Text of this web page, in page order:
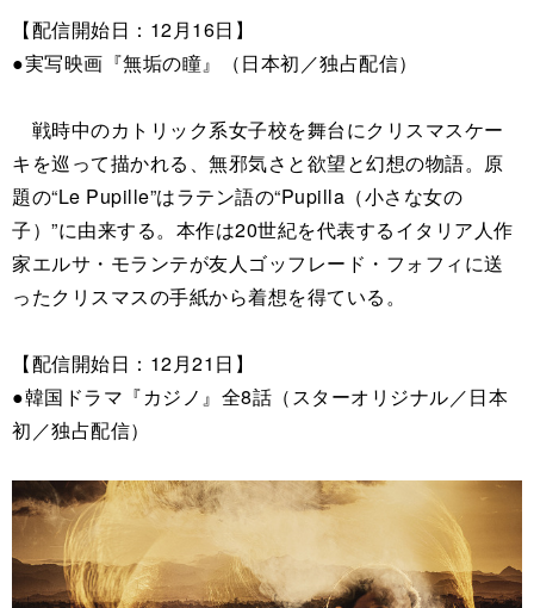
【配信開始日：12月16日】
●実写映画『無垢の瞳』（日本初／独占配信）
戦時中のカトリック系女子校を舞台にクリスマスケー
キを巡って描かれる、無邪気さと欲望と幻想の物語。原
題の“Le Pupille”はラテン語の“Pupilla（小さな女の
子）”に由来する。本作は20世紀を代表するイタリア人作
家エルサ・モランテが友人ゴッフレード・フォフィに送
ったクリスマスの手紙から着想を得ている。
【配信開始日：12月21日】
●韓国ドラマ『カジノ』全8話（スターオリジナル／日本
初／独占配信）